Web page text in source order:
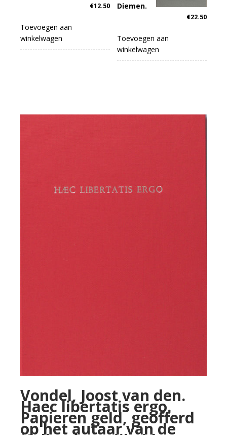
€12.50
Toevoegen aan
winkelwagen
Diemen.
€22.50
Toevoegen aan
winkelwagen
Vondel, Joost van den.
Haec libertatis ergo.
Papieren geld, geofferd
op het autaar van de